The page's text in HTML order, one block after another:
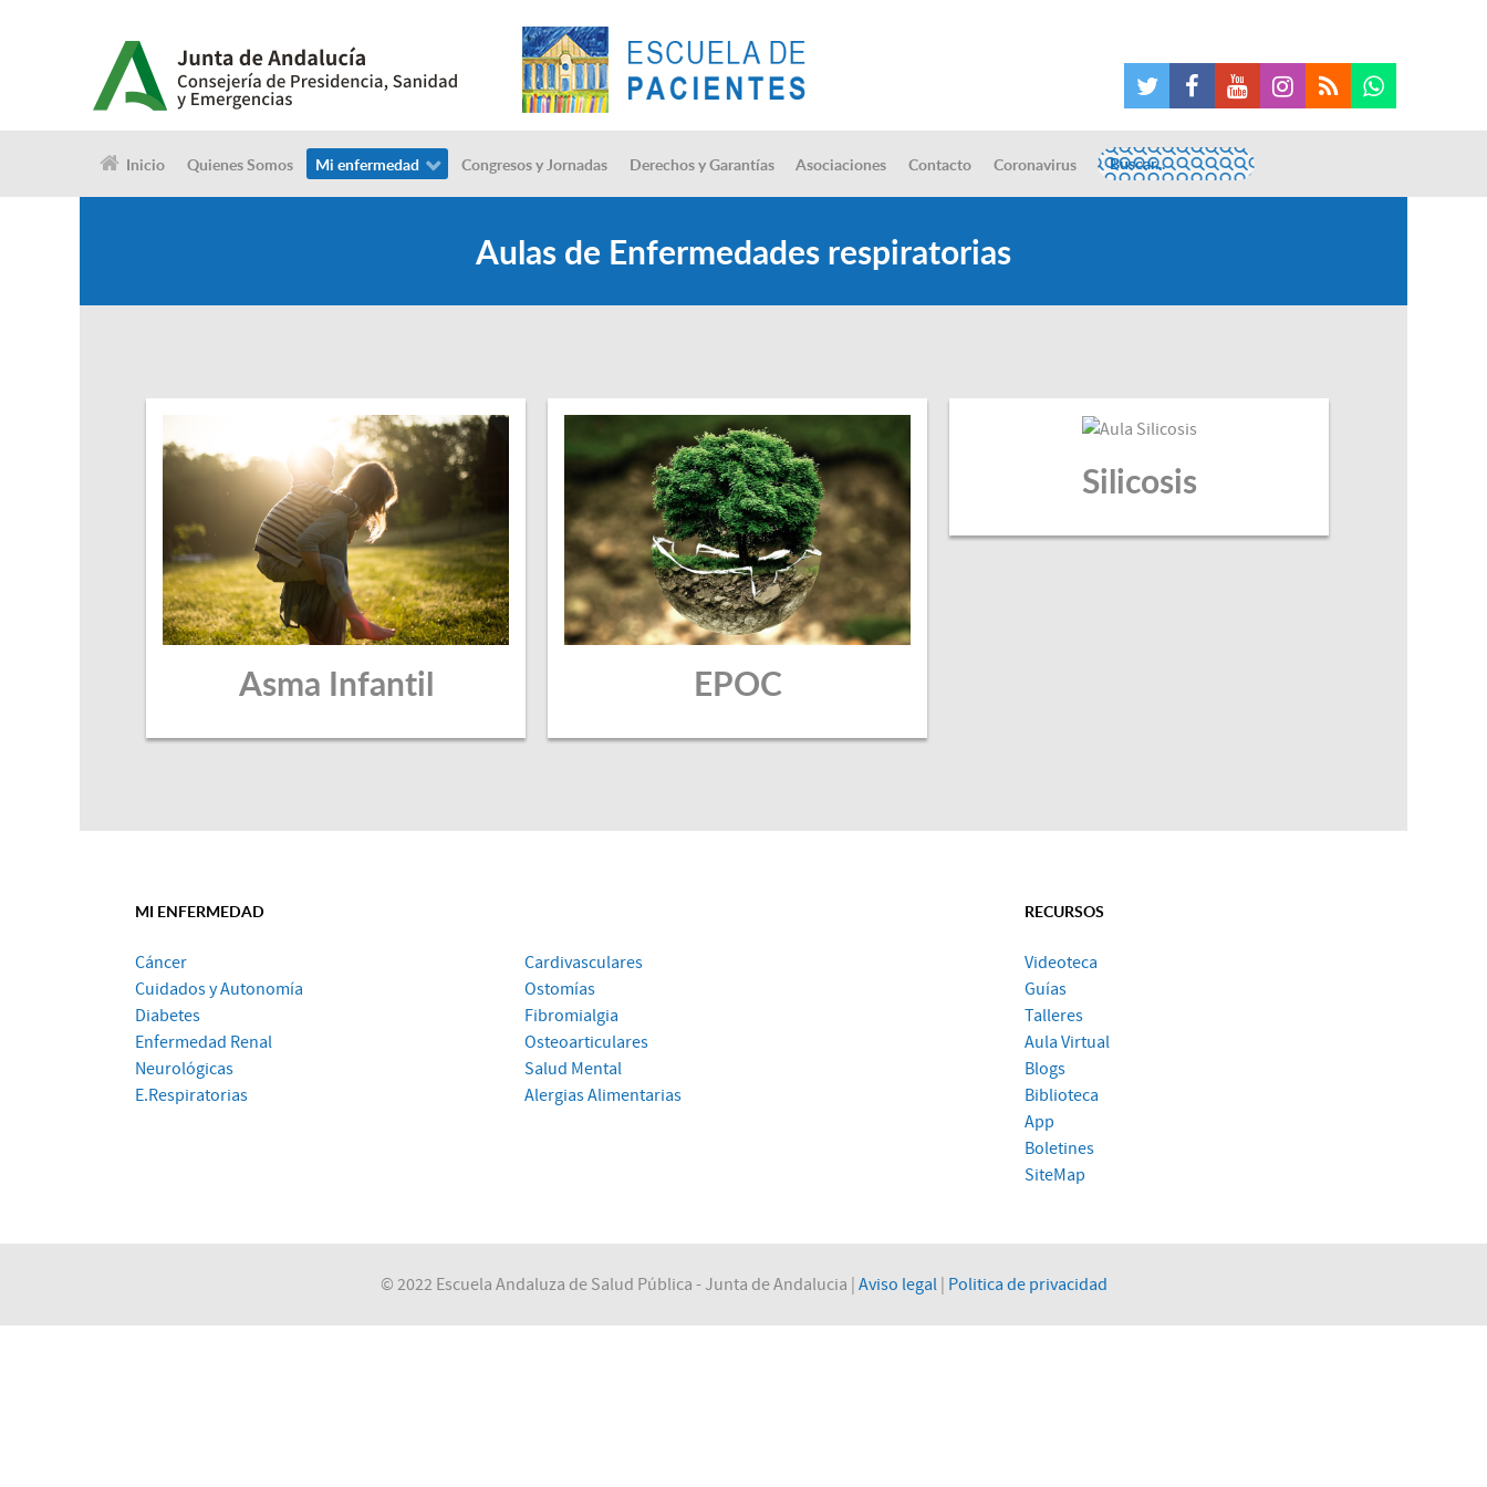
Inicio Quienes Somos Mi enfermedad Congresos y Jornadas Derechos y Garantías Asociaciones Contacto Coronavirus
Aulas de Enfermedades respiratorias
Asma Infantil EPOC
Silicosis
MI ENFERMEDAD
Cáncer
Cuidados y Autonomía
Diabetes
Enfermedad Renal
Neurológicas
E.Respiratorias
Cardivasculares
Ostomías
Fibromialgia
Osteoarticulares
Salud Mental
Alergias Alimentarias
RECURSOS
Videoteca
Guías
Talleres
Aula Virtual
Blogs
Biblioteca
App
Boletines
SiteMap
© 2022 Escuela Andaluza de Salud Pública - Junta de Andalucia | Aviso legal| Politica de privacidad